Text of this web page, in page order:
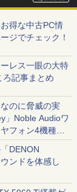
得な中古PC情
ジでチェック！
レス一眼の大特
ろ記事まとめ
のに脅威の実
」Noble Audioワ
フォン4機種を
DENON
ンドを体感し